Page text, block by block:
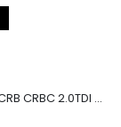
Motore Volkswagen PASSAT CRB CRBC 2.0TDI 150CV